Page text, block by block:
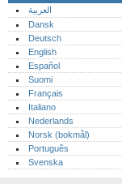
العربية
Dansk
Deutsch
English
Español
Suomi
Français
Italiano
Nederlands
Norsk (bokmål)‎
Português‎
Svenska